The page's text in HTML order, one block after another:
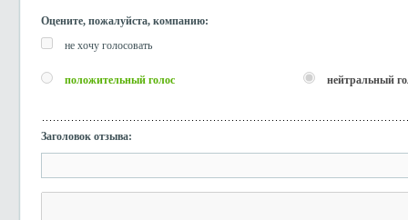
Оцените, пожалуйста, компанию:
не хочу голосовать
положительный голос нейтральный
Заголовок отзыва: